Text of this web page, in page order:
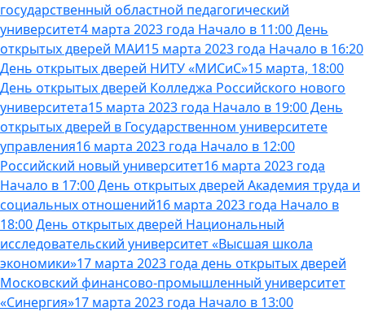
государственный областной педагогический
университет4 марта 2023 года Начало в 11:00 День
открытых дверей МАИ15 марта 2023 года Начало в 16:20
День открытых дверей НИТУ «МИСиС»15 марта, 18:00
День открытых дверей Колледжа Российского нового
университета15 марта 2023 года Начало в 19:00 День
открытых дверей в Государственном университете
управления16 марта 2023 года Начало в 12:00
Российский новый университет16 марта 2023 года
Начало в 17:00 День открытых дверей Академия труда и
социальных отношений16 марта 2023 года Начало в
18:00 День открытых дверей Национальный
исследовательский университет «Высшая школа
экономики»17 марта 2023 года день открытых дверей
Московский финансово-промышленный университет
«Синергия»17 марта 2023 года Начало в 13:00